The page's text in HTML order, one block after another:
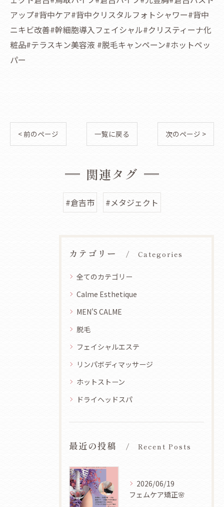
アップ#背中ケア#背中クリスタルフォトシャワー#背中
ニキビ改善#幹細胞導入フェイシャル#クリスティーナ化
粧品#テラスキン美容液 #脱毛キャンペーン#ホットペッ
パー
< 前のページ 一覧に戻る 次のページ >
関連タグ
#倉吉市 #メタジェクト
カテゴリー Categories
全てのカテゴリー
Calme Esthetique
MEN'S CALME
脱毛
フェイシャルエステ
リンパボディマッサージ
ホットストーン
ドライヘッドスパ
最近の投稿 Recent Posts
2026/06/19
フェムケア矯正🌸